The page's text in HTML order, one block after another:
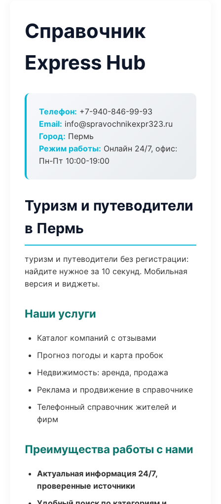
Справочник
Express Hub
Телефон: +7-940-846-99-93
Email: info@spravochnikexpr323.ru
Город: Пермь
Режим работы: Онлайн 24/7, офис:
Пн-Пт 10:00-19:00
Туризм и путеводители
в Пермь
туризм и путеводители без регистрации:
найдите нужное за 10 секунд. Мобильная
версия и виджеты.
Наши услуги
Каталог компаний с отзывами
Прогноз погоды и карта пробок
Недвижимость: аренда, продажа
Реклама и продвижение в справочнике
Телефонный справочник жителей и
фирм
Преимущества работы с нами
Актуальная информация 24/7,
проверенные источники